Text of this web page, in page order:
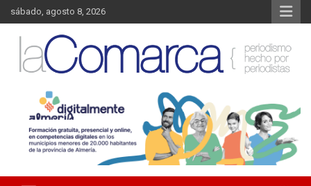
Saltar
al
contenido
sábado, agosto 8, 2026
La Comarca – Noticias del
Almanzora
Almanzora y sus localidades.